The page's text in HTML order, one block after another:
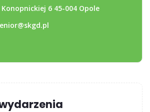
6 45-004 Opole